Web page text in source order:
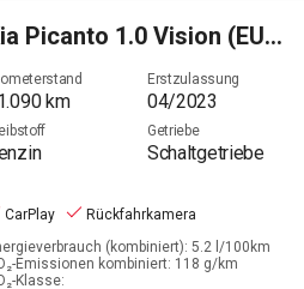
Picanto 1.0 Vision (EURO 6d)
km
Erstzulassung
04/2023
Getriebe
Schaltgetriebe
CarPlay
Rückfahrkamera
(kombiniert): 5.2 l/100km
Emissionen kombiniert: 118 g/km
Klasse: